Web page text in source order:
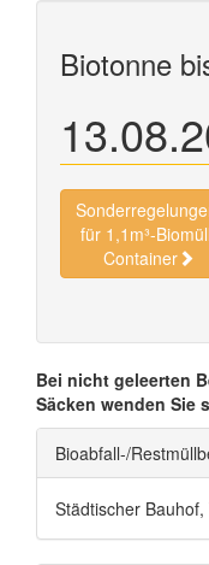
Biotonne
für 1,1m³-
Container
Bei nicht geleerten
Säcken wenden Sie
Bioabfall-/
Städtischer